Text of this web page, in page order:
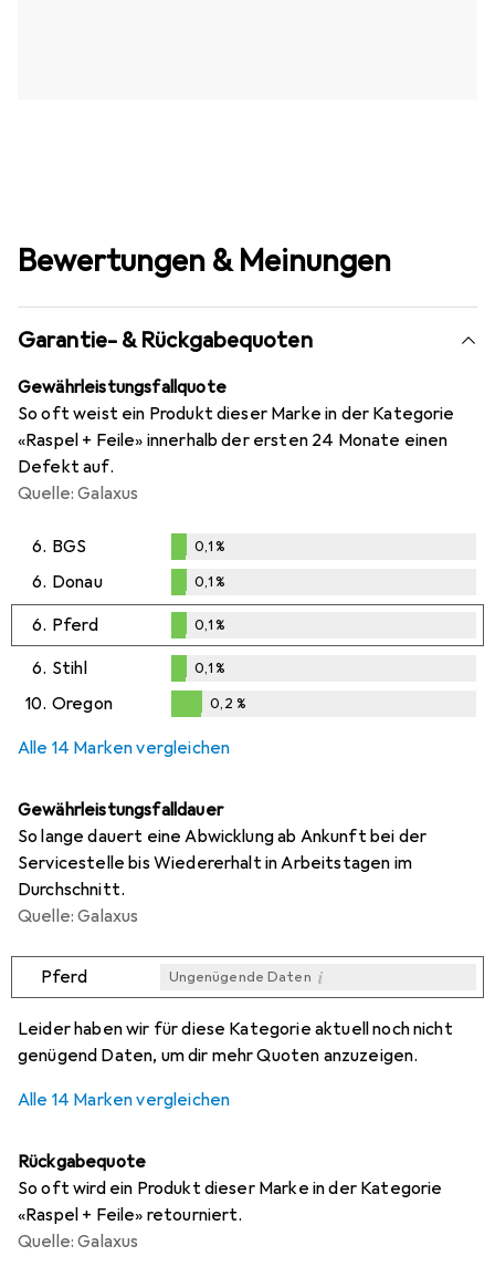
Bewertungen & Meinungen
Garantie- & Rückgabequoten
Gewährleistungsfallquote
So oft weist ein Produkt dieser Marke in der Kategorie
«Raspel + Feile» innerhalb der ersten 24 Monate einen
Defekt auf.
Quelle: Galaxus
6. BGS
%
0,1%
6. Donau
0,1%
0,1%
6. Pferd
0,1%
0,1%
6. Stihl
%
0,1%
10. Oregon 0,2 %
Alle 14 Marken vergleichen
Gewährleistungsfalldauer
So lange dauert eine Abwicklung ab Ankunft bei der
Servicestelle bis Wiedererhalt in Arbeitstagen im
Durchschnitt.
Quelle: Galaxus
Pferd Ungenügende Daten i
Leider haben wir für diese Kategorie aktuell noch nicht
genügend Daten, um dir mehr Quoten anzuzeigen.
Alle 14 Marken vergleichen
Rückgabequote
So oft wird ein Produkt dieser Marke in der Kategorie
«Raspel + Feile» retourniert.
Quelle: Galaxus